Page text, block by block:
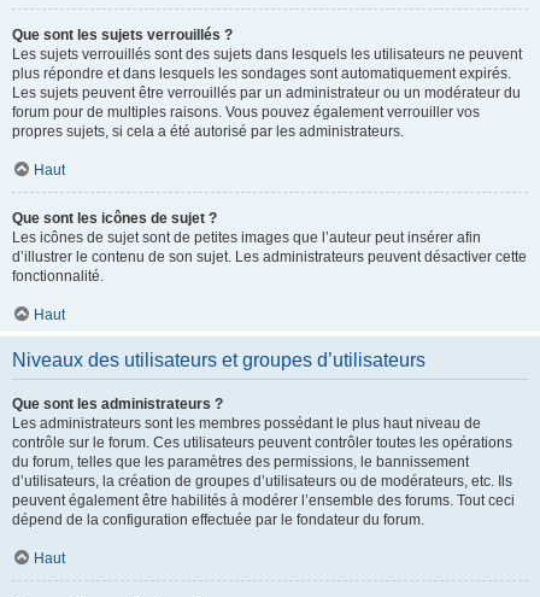
Que sont les sujets verrouillés ?
Les sujets verrouillés sont des sujets dans lesquels les utilisateurs ne peuvent
plus répondre et dans lesquels les sondages sont automatiquement expirés.
Les sujets peuvent être verrouillés par un administrateur ou un modérateur du
forum pour de multiples raisons. Vous pouvez également verrouiller vos
propres sujets, si cela a été autorisé par les administrateurs.
Haut
Que sont les icônes de sujet ?
Les icônes de sujet sont de petites images que l’auteur peut insérer afin
d’illustrer le contenu de son sujet. Les administrateurs peuvent désactiver cette
fonctionnalité.
Haut
Niveaux des utilisateurs et groupes d’utilisateurs
Que sont les administrateurs ?
Les administrateurs sont les membres possédant le plus haut niveau de
contrôle sur le forum. Ces utilisateurs peuvent contrôler toutes les opérations
du forum, telles que les paramètres des permissions, le bannissement
d’utilisateurs, la création de groupes d’utilisateurs ou de modérateurs, etc. Ils
peuvent également être habilités à modérer l’ensemble des forums. Tout ceci
dépend de la configuration effectuée par le fondateur du forum.
Haut